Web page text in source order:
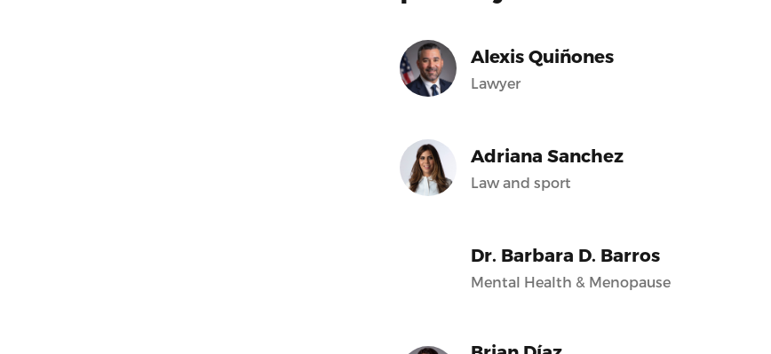
Alexis Quiñones
Lawyer
Adriana Sanchez
Law and sport
Dr. Barbara D. Barros
Mental Health & Menopause